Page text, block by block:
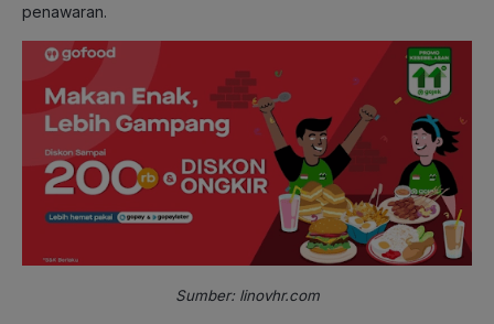
penawaran.
Sumber: linovhr.com